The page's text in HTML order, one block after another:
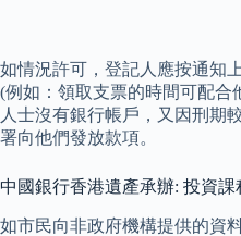
如情況許可，登記人應按通知
(例如：領取支票的時間可配合
人士沒有銀行帳戶，又因刑期
署向他們發放款項。
中國銀行香港遺產承辦: 投資課
如市民向非政府機構提供的資